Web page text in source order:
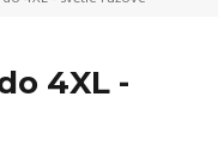
4XL -